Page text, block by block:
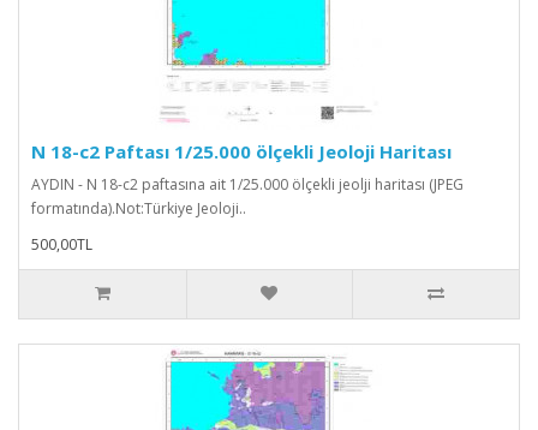
N 18-c2 Paftası 1/25.000 ölçekli Jeoloji Haritası
AYDIN - N 18-c2 paftasına ait 1/25.000 ölçekli jeolji haritası (JPEG
formatında).Not:Türkiye Jeoloji..
500,00TL